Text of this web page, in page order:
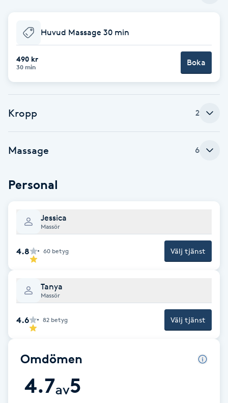
Balayage
Barnklippning
Blowout
Bottenfärg
Brynformning
Brynfärgning
Brynplockning
Bröllopsuppsättning
Huvud Massage 30 min
490 kr
30 min Boka
Kropp 2
Massage 6
Personal
Jessica
Massör
4.8 60 betyg Välj tjänst
Tanya
Massör
4.6 82 betyg Välj tjänst
Omdömen
4.7av5